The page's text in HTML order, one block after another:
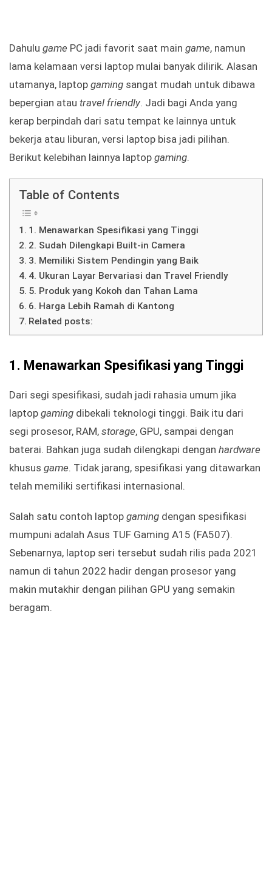
Dahulu game PC jadi favorit saat main game, namun
lama kelamaan versi laptop mulai banyak dilirik. Alasan
utamanya, laptop gaming sangat mudah untuk dibawa
bepergian atau travel friendly. Jadi bagi Anda yang
kerap berpindah dari satu tempat ke lainnya untuk
bekerja atau liburan, versi laptop bisa jadi pilihan.
Berikut kelebihan lainnya laptop gaming.
Table of Contents
1. Menawarkan Spesifikasi yang Tinggi
2. Sudah Dilengkapi Built-in Camera
3. Memiliki Sistem Pendingin yang Baik
4. Ukuran Layar Bervariasi dan Travel Friendly
5. Produk yang Kokoh dan Tahan Lama
6. Harga Lebih Ramah di Kantong
Related posts:
1. Menawarkan Spesifikasi yang Tinggi
Dari segi spesifikasi, sudah jadi rahasia umum jika
laptop gaming dibekali teknologi tinggi. Baik itu dari
segi prosesor, RAM, storage, GPU, sampai dengan
baterai. Bahkan juga sudah dilengkapi dengan hardware
khusus game. Tidak jarang, spesifikasi yang ditawarkan
telah memiliki sertifikasi internasional.
Salah satu contoh laptop gaming dengan spesifikasi
mumpuni adalah Asus TUF Gaming A15 (FA507).
Sebenarnya, laptop seri tersebut sudah rilis pada 2021
namun di tahun 2022 hadir dengan prosesor yang
makin mutakhir dengan pilihan GPU yang semakin
beragam.